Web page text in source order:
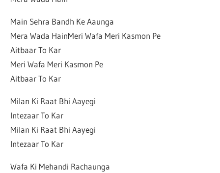
Main Sehra Bandh Ke Aaunga
Mera Wada HainMeri Wafa Meri Kasmon Pe
Aitbaar To Kar
Meri Wafa Meri Kasmon Pe
Aitbaar To Kar
Milan Ki Raat Bhi Aayegi
Intezaar To Kar
Milan Ki Raat Bhi Aayegi
Intezaar To Kar
Wafa Ki Mehandi Rachaunga